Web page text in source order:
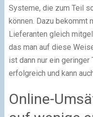
Systeme, die zum Teil
können. Dazu bekommt
Lieferanten gleich
das man auf diese
ist dann nur ein
erfolgreich und kann
Online-